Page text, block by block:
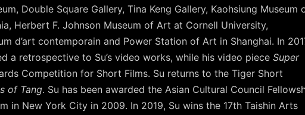
Double Square Gallery, Tina Keng Gallery, Kaohsiung Museum
Herbert F. Johnson Museum of Art at Cornell University,
d’art contemporain and Power Station of Art in Shanghai. In
a retrospective to Su’s video works, while his video piece Super
Competition for Short Films. Su returns to the Tiger Short
of Tang. Su has been awarded the Asian Cultural Council
in New York City in 2009. In 2019, Su wins the 17th Taishin Arts